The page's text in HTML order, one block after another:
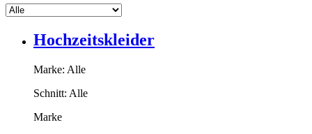
Hochzeitskleider
Marke: Alle
Schnitt: Alle
Marke